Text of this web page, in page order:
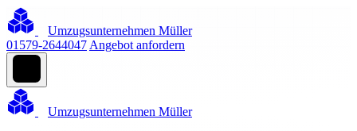
Umzugsunternehmen Müller
01579-2644047 Angebot anfordern
Umzugsunternehmen Müller